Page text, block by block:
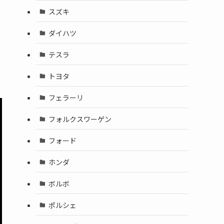
スズキ
ダイハツ
テスラ
トヨタ
フェラーリ
フォルクスワーゲン
フォード
ホンダ
ボルボ
ポルシェ